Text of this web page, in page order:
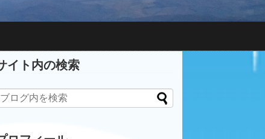
イト内の検索